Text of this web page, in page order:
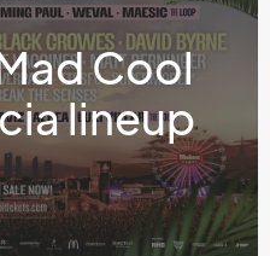
Cool
lineup